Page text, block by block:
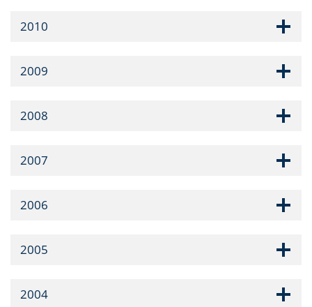
2010
2009
2008
2007
2006
2005
2004